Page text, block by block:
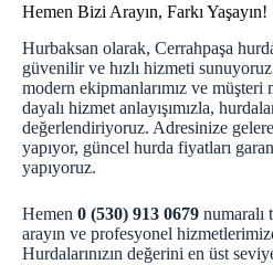
Hemen Bizi Arayın, Farkı Yaşayın!
Hurbaksan olarak, Cerrahpaşa
güvenilir ve hızlı hizmeti
modern ekipmanlarımız ve müşteri
dayalı hizmet anlayışımızla,
değerlendiriyoruz. Adresinize
yapıyor, güncel hurda fiyatları
yapıyoruz.
Hemen 0 (530) 913 0679 numaralı
arayın ve profesyonel
Hurdalarınızın değerini en üst